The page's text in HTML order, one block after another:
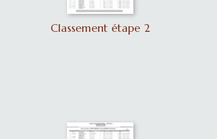
Classement étape 2